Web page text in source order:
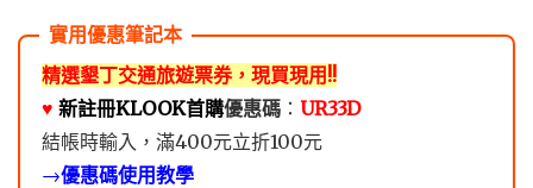
精選墾丁交通旅遊票券，現買現用!!
♥️ 新註冊KLOOK首購優惠碼 ： UR33D
結帳時輸入，滿400元立折100元
→優惠碼使用教學